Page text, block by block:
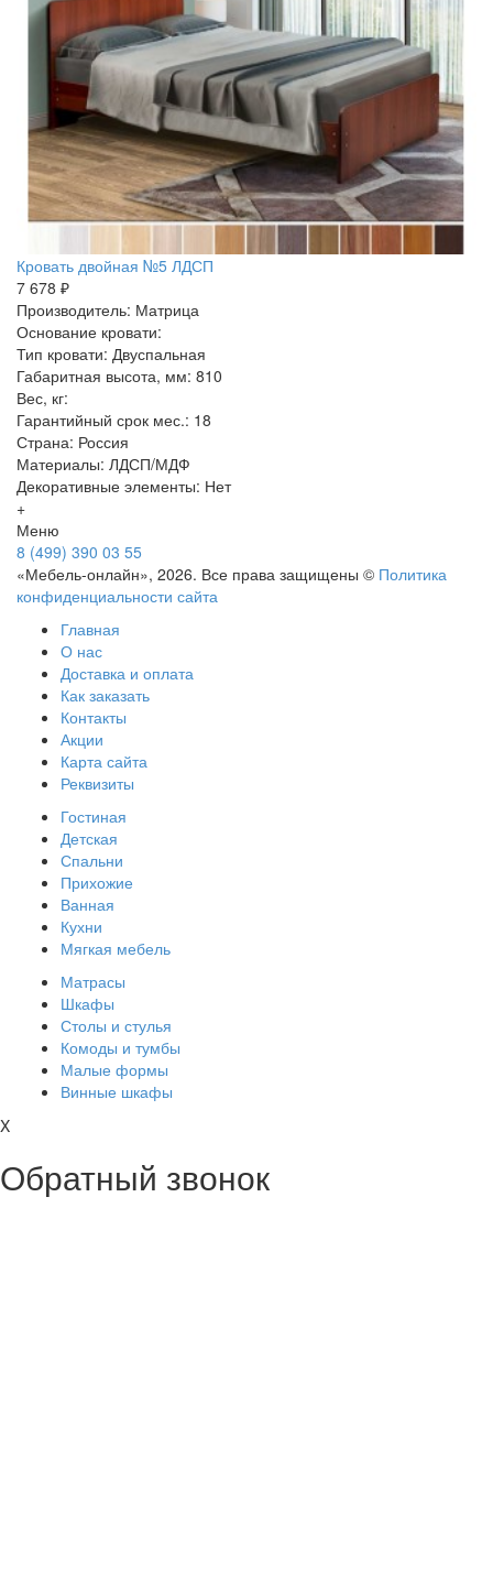
Кровать двойная №5 ЛДСП
7 678 ₽
Производитель: Матрица
Основание кровати:
Тип кровати: Двуспальная
Габаритная высота, мм: 810
Вес, кг:
Гарантийный срок мес.: 18
Страна: Россия
Материалы: ЛДСП/МДФ
Декоративные элементы: Нет
+
Меню
8 (499) 390 03 55
«Мебель-онлайн», 2026. Все права защищены © Политика
конфиденциальности сайта
Главная
О нас
Доставка и оплата
Как заказать
Контакты
Акции
Карта сайта
Реквизиты
Гостиная
Детская
Спальни
Прихожие
Ванная
Кухни
Мягкая мебель
Матрасы
Шкафы
Столы и стулья
Комоды и тумбы
Малые формы
Винные шкафы
X
Обратный звонок